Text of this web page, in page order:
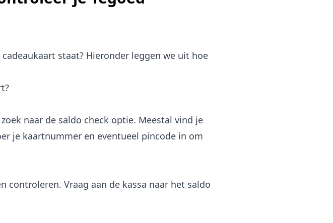
staat? Hieronder leggen we uit hoe
naar de saldo check optie. Meestal vind je
je kaartnummer en eventueel pincode in om
controleren. Vraag aan de kassa naar het saldo